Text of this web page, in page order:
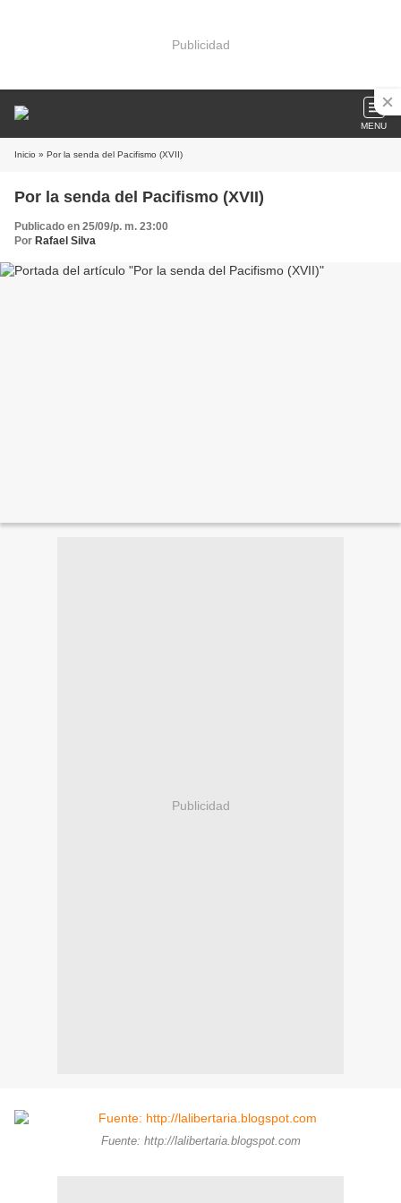
Publicidad
MENU
Inicio » Por la senda del Pacifismo (XVII)
Por la senda del Pacifismo (XVII)
Publicado en 25/09/p. m. 23:00
Por Rafael Silva
Publicidad
Fuente: http://lalibertaria.blogspot.com